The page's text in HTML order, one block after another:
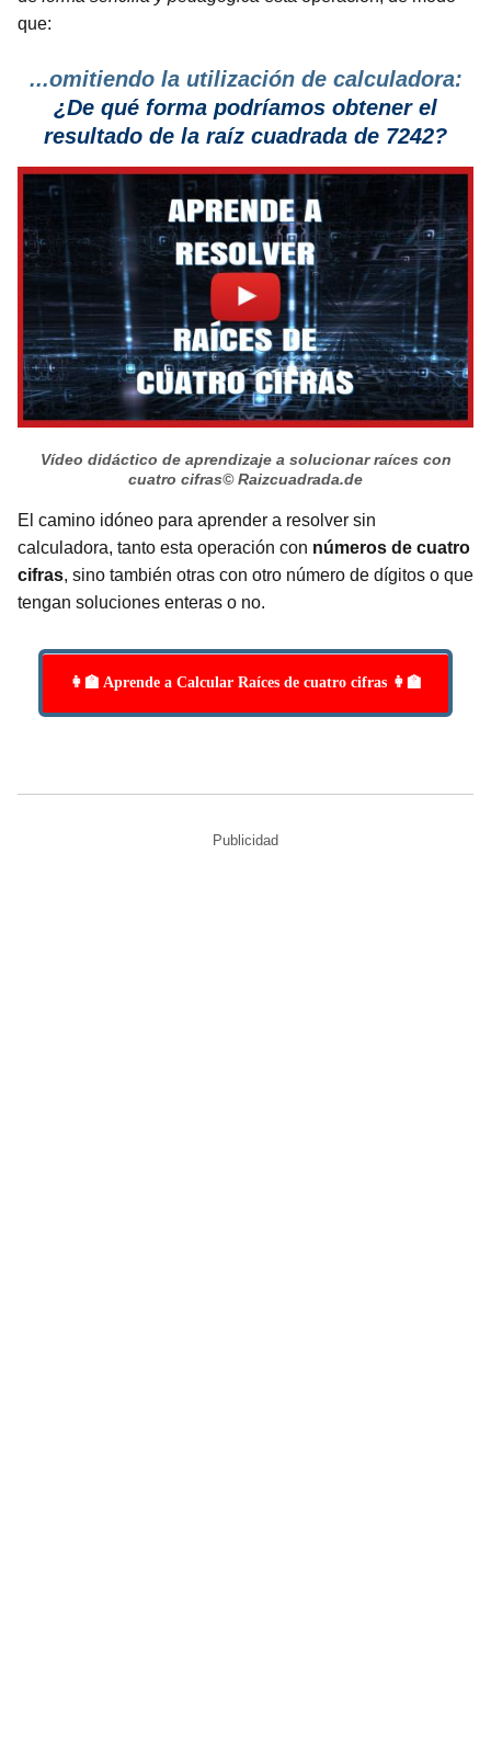
que:
...omitiendo la utilización de calculadora:
¿De qué forma podríamos obtener el
resultado de la raíz cuadrada de 7242?
Vídeo didáctico de aprendizaje a solucionar raíces con
cuatro cifras© Raizcuadrada.de
El camino idóneo para aprender a resolver sin
calculadora, tanto esta operación con números de cuatro
cifras, sino también otras con otro número de dígitos o que
tengan soluciones enteras o no.
👩‍🏫 Aprende a Calcular Raíces de cuatro cifras 👩‍🏫
Publicidad